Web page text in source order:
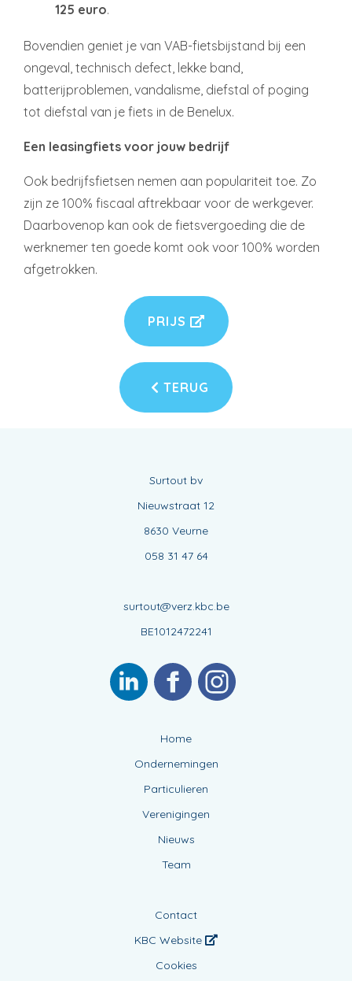
125 euro.
Bovendien geniet je van VAB-fietsbijstand bij een
ongeval, technisch defect, lekke band,
batterijproblemen, vandalisme, diefstal of poging
tot diefstal van je fiets in de Benelux.
Een leasingfiets voor jouw bedrijf
Ook bedrijfsfietsen nemen aan populariteit toe. Zo
zijn ze 100% fiscaal aftrekbaar voor de werkgever.
Daarbovenop kan ook de fietsvergoeding die de
werknemer ten goede komt ook voor 100% worden
afgetrokken.
PRIJS
TERUG
Surtout bv
Nieuwstraat 12
8630 Veurne
058 31 47 64
surtout@verz.kbc.be
BE1012472241
Home
Ondernemingen
Particulieren
Verenigingen
Nieuws
Team
Contact
KBC Website
Cookies